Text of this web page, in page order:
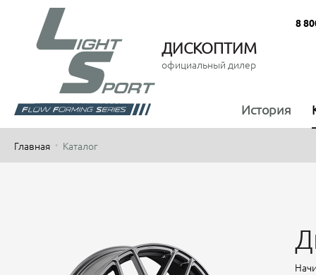
ДИСКОПТИМ
официальный дилер
8
История
Главная Каталог